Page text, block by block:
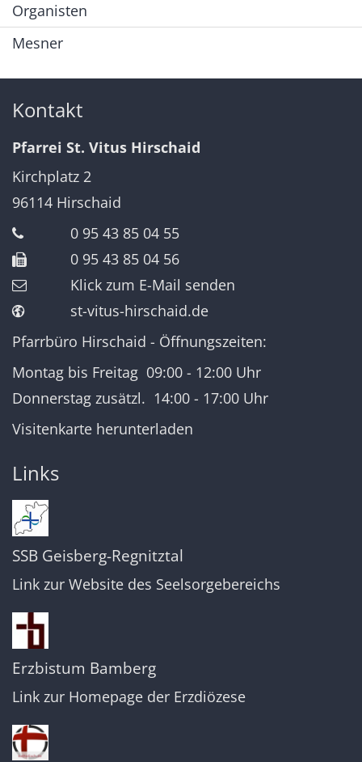
Organisten
Mesner
Kontakt
Pfarrei St. Vitus Hirschaid
Kirchplatz 2
96114 Hirschaid
0 95 43 85 04 55
0 95 43 85 04 56
Klick zum E-Mail senden
st-vitus-hirschaid.de
Pfarrbüro Hirschaid - Öffnungszeiten:
Montag bis Freitag 09:00 - 12:00 Uhr
Donnerstag zusätzl. 14:00 - 17:00 Uhr
Visitenkarte herunterladen
Links
SSB Geisberg-Regnitztal
Link zur Website des Seelsorgebereichs
Erzbistum Bamberg
Link zur Homepage der Erzdiözese